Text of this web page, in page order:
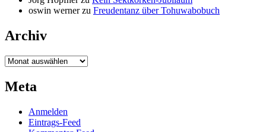
oswin wernerzu Freudentanz über Tohuwabobuch
Archiv
Archiv
Meta
Anmelden
Eintrags-Feed